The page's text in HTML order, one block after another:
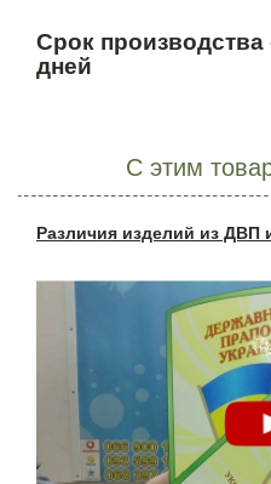
Срок производства
дней
С этим
Различия изделий из ДВП